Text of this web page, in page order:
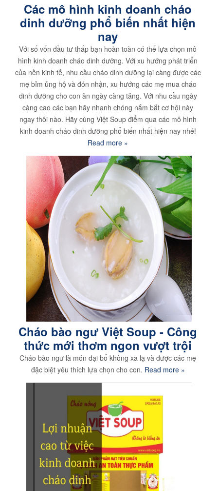
Các mô hình kinh doanh cháo
dinh dưỡng phổ biến nhất hiện
nay
Với số vốn đầu tư thấp bạn hoàn toàn có thể lựa chọn mô
hình kinh doanh cháo dinh dưỡng. Với xu hướng phát triển
của nền kinh tế, nhu cầu cháo dinh dưỡng lại càng được các
mẹ bỉm ủng hộ và đón nhận, xu hướng các mẹ mua cháo
dinh dưỡng cho con ăn ngày càng tăng. Với nhu cầu ngày
càng cao các bạn hãy nhanh chóng nắm bắt cơ hội này
ngay thôi nào. Hãy cùng Việt Soup điểm qua các mô hình
kinh doanh cháo dinh dưỡng phổ biến nhất hiện nay nhé!
Read more »
Cháo bào ngư Việt Soup - Công
thức mới thơm ngon vượt trội
Cháo bào ngư là món đại bổ không xa lạ và được các mẹ
đặc biệt yêu thích lựa chọn cho con. Read more »